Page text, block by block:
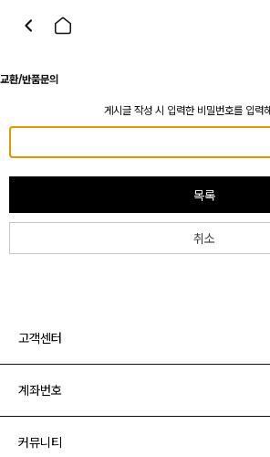
교환/반품문의
게시글 작성 시 입력한 비밀번호를 입력
목록
취소
고객센터
계좌번호
커뮤니티